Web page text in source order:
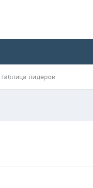
Таблица лидеров